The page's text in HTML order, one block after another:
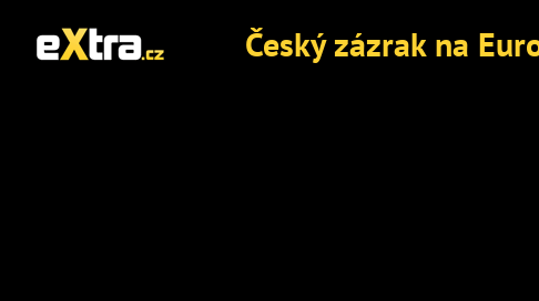
Český zázrak na